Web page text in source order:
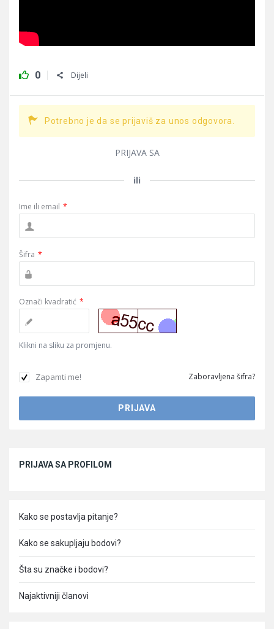
0 Dijeli
Potrebno je da se prijaviš za unos odgovora.
PRIJAVA SA
ili
Ime ili email *
Šifra *
Označi kvadratić *
Klikni na sliku za promjenu.
Zapamti me! Zaboravljena šifra?
PRIJAVA SA PROFILOM
Kako se postavlja pitanje?
Kako se sakupljaju bodovi?
Šta su značke i bodovi?
Najaktivniji članovi